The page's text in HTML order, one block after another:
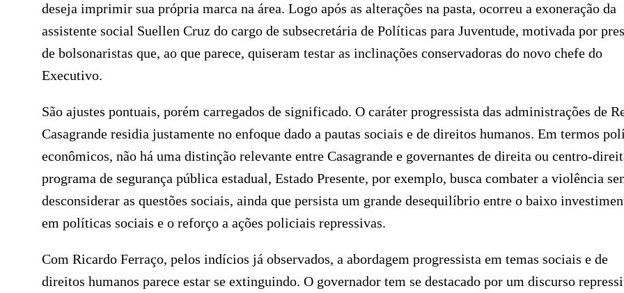
deseja imprimir sua própria marca na área. Logo após as alterações na pasta, ocorreu a exoneração da
assistente social Suellen Cruz do cargo de subsecretária de Políticas para Juventude, motivada por
de bolsonaristas que, ao que parece, quiseram testar as inclinações conservadoras do novo chefe do
Executivo.
São ajustes pontuais, porém carregados de significado. O caráter progressista das administrações de
Casagrande residia justamente no enfoque dado a pautas sociais e de direitos humanos. Em termos
econômicos, não há uma distinção relevante entre Casagrande e governantes de direita ou centro-
programa de segurança pública estadual, Estado Presente, por exemplo, busca combater a violência
desconsiderar as questões sociais, ainda que persista um grande desequilíbrio entre o baixo
em políticas sociais e o reforço a ações policiais repressivas.
Com Ricardo Ferraço, pelos indícios já observados, a abordagem progressista em temas sociais e de
direitos humanos parece estar se extinguindo. O governador tem se destacado por um discurso